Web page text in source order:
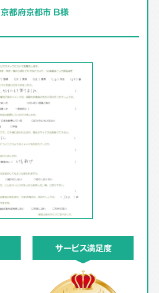
京都府京都市 B様
サービス満足度